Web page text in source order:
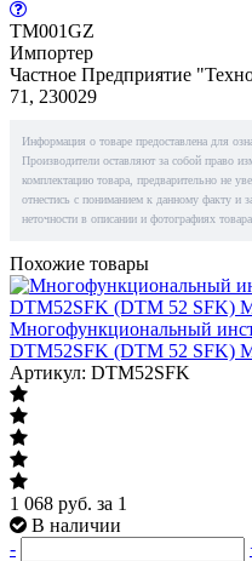
TM001GZ
Импортер
Частное Предприятие
71, 230029
Информация о товаре предоставлена для
Производители оставляют за собой право
комплектацию товара, предварительно не
отнестись с пониманием к данному факту и
неточности в описании и фотографиях товара.
Похожие товары
Многофункциональный
DTM52SFK (DTM 52 SFK)
Артикул: DTM52SFK
1 068 руб. за 1
В наличии
-